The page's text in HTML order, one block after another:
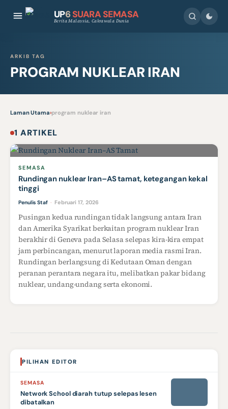
UP6 SUARA SEMASA
Berita Malaysia, Cakrawala Dunia
ARKIB TAG
PROGRAM NUKLEAR IRAN
Laman Utama›program nuklear iran
1 ARTIKEL
SEMASA
Rundingan nuklear Iran–AS tamat, ketegangan kekal
tinggi
Penulis Staf · Februari 17, 2026
Pusingan kedua rundingan tidak langsung antara Iran
dan Amerika Syarikat berkaitan program nuklear Iran
berakhir di Geneva pada Selasa selepas kira-kira empat
jam perbincangan, menurut laporan media rasmi Iran.
Rundingan berlangsung di Kedutaan Oman dengan
peranan perantara negara itu, melibatkan pakar bidang
nuklear, undang-undang serta ekonomi.
PILIHAN EDITOR
SEMASA
Network School diarah tutup selepas lesen
dibatalkan